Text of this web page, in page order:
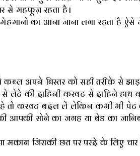
से महफूज़ रहता है।
का आना जाना लगा रहता है
अपने बिस्तर को सही तरीक़े से
लेटे की दाहिनी करवट से दाहिने हाथ
तो करवट बदल लें लेकिन कभी भी
आपकी सोने का जगह या बेड का जानिब
मकान जिसकी छत पर परदे के लिए